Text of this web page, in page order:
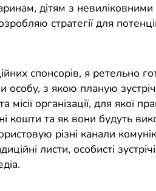
дітям з невиліковними
стратегії для
спонсорів, я ретельно
з якою планую
місії організації, для якої
кошти та як вони будуть
різні канали
листи, особисті